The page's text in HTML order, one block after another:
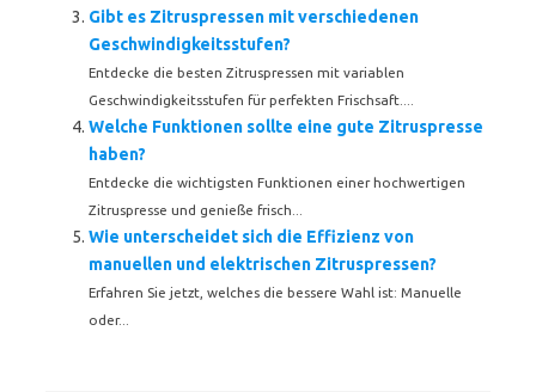
Gibt es Zitruspressen mit verschiedenen
Geschwindigkeitsstufen?
Entdecke die besten Zitruspressen mit variablen
Geschwindigkeitsstufen für perfekten Frischsaft....
Welche Funktionen sollte eine gute Zitruspresse
haben?
Entdecke die wichtigsten Funktionen einer hochwertigen
Zitruspresse und genieße frisch...
Wie unterscheidet sich die Effizienz von
manuellen und elektrischen Zitruspressen?
Erfahren Sie jetzt, welches die bessere Wahl ist: Manuelle
oder...